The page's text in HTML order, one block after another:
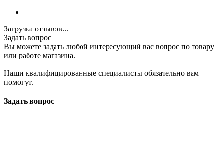
Загрузка отзывов...
Задать вопрос
Вы можете задать любой интересующий вас вопрос по товару
или работе магазина.
Наши квалифицированные специалисты обязательно вам
помогут.
Задать вопрос